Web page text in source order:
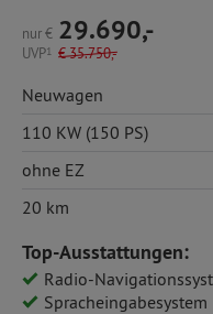
nur€ 29.690,-
UVP1 €35.750,-
Neuwagen
110 KW (150 PS)
ohne EZ
20 km
Top-Ausstattungen:
Radio-
Spracheingabesystem